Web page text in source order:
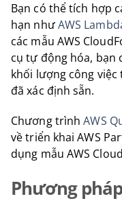
Bạn có thể tích hợp
hạn nhưAWS
các mẫu AWS
cụ tự động hóa, bạn
khối lượng công việc
đã xác định sẵn.
Chương trìnhAWS
về triển khai AWS
dụng mẫu AWS
Phương